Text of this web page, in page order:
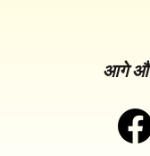
आगे और